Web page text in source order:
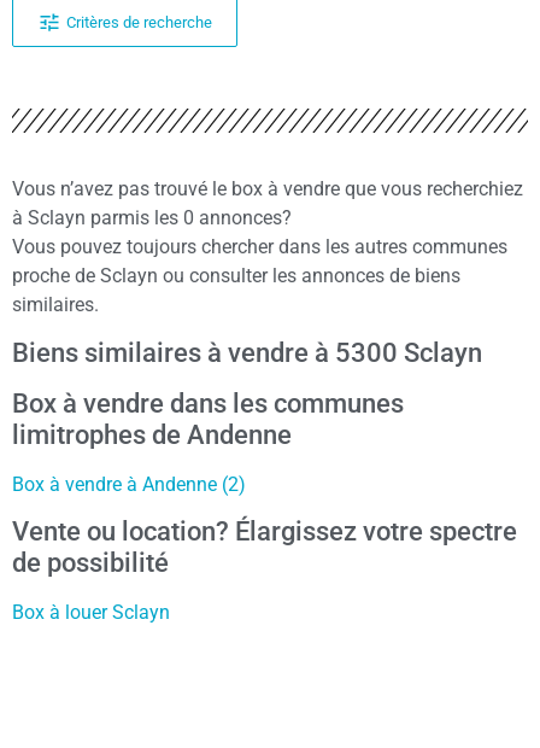
Critères de recherche
Vous n’avez pas trouvé le box à vendre que vous recherchiez
à Sclayn parmis les 0 annonces?
Vous pouvez toujours chercher dans les autres communes
proche de Sclayn ou consulter les annonces de biens
similaires.
Biens similaires à vendre à 5300 Sclayn
Box à vendre dans les communes
limitrophes de Andenne
Box à vendre à Andenne (2)
Vente ou location? Élargissez votre spectre
de possibilité
Box à louer Sclayn